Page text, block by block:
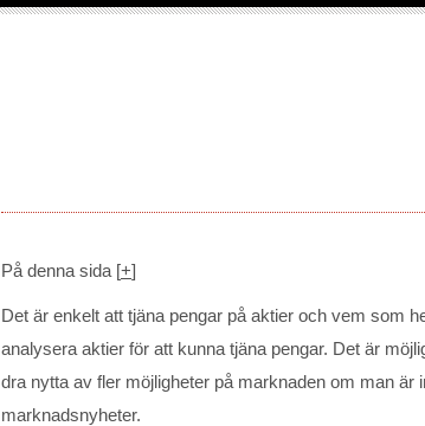
På denna sida [+]
Det är enkelt att tjäna pengar på aktier och vem som
analysera aktier för att kunna tjäna pengar. Det är
dra nytta av fler möjligheter på marknaden om man
marknadsnyheter.